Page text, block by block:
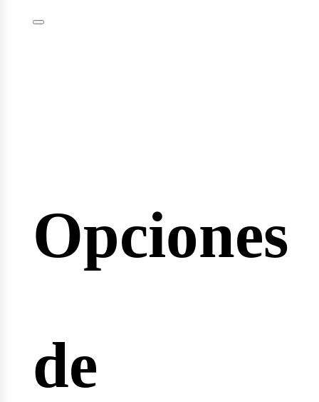
Opciones
de